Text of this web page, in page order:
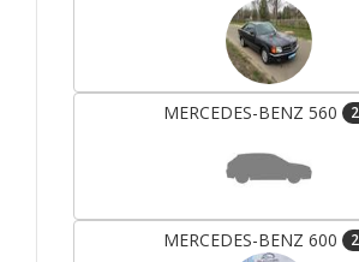
MERCEDES-BENZ 560
MERCEDES-BENZ 600